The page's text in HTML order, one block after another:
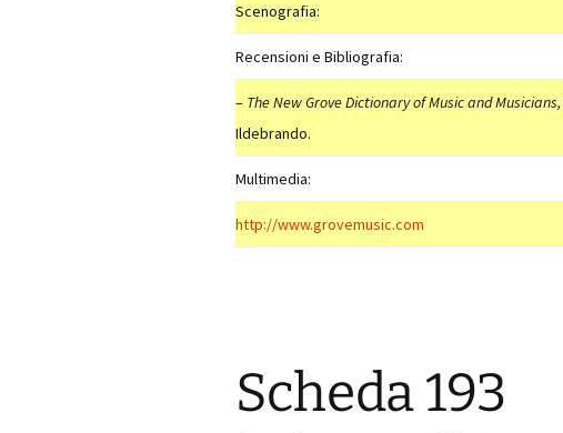
Scenografia:
Recensioni e Bibliografia:
– The New Grove Dictionary of Music and Musicians,
Ildebrando.
Multimedia:
http://www.grovemusic.com
Scheda 193